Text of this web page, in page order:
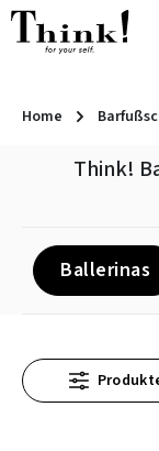
Zum Hauptinhalt
Home
Think!
Ballerinas